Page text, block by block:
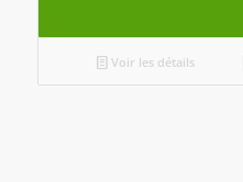
Voir les détails